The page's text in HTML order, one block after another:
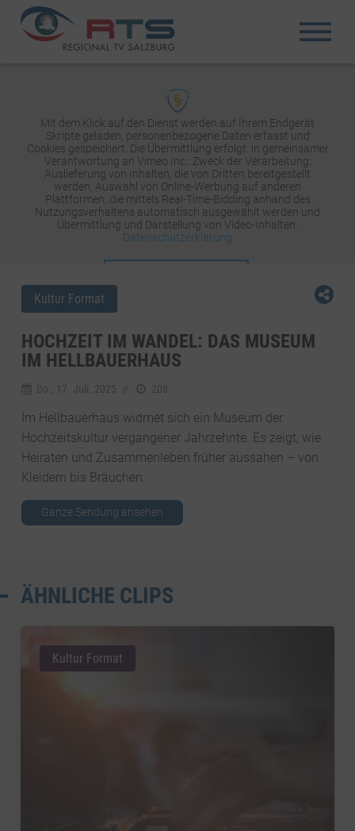
Mit dem Klick auf den Dienst werden auf Ihrem Endgerät
Skripte geladen, personenbezogene Daten erfasst und
Cookies gespeichert. Die Übermittlung erfolgt: in gemeinsamer
Verantwortung an Vimeo Inc.. Zweck der Verarbeitung:
Auslieferung von Inhalten, die von Dritten bereitgestellt
werden, Auswahl von Online-Werbung auf anderen
Plattformen, die mittels Real-Time-Bidding anhand des
Nutzungsverhaltens automatisch ausgewählt werden und
Übermittlung und Darstellung von Video-Inhalten.
Datenschutzerklärung
Kultur Format
HOCHZEIT IM WANDEL: DAS MUSEUM
IM HELLBAUERHAUS
Do., 17. Juli. 2025 208
Im Hellbauerhaus widmet sich ein Museum der
Hochzeitskultur vergangener Jahrzehnte. Es zeigt, wie
Heiraten und Zusammenleben früher aussahen – von
Kleidern bis Bräuchen.
Ganze Sendung ansehen
ÄHNLICHE CLIPS
Kultur Format